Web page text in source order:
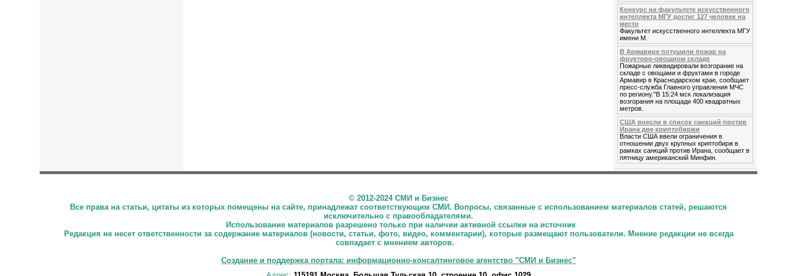
Конкурс на факультете искусственного
интеллекта МГУ достиг 127 человек на
место
Факультет искусственного интеллекта МГУ
имени М.
В Армавире потушили пожар на
фруктово-овощном складе
Пожарные ликвидировали возгорание на
складе с овощами и фруктами в городе
Армавир в Краснодарском крае, сообщает
пресс-служба Главного управления МЧС
по региону."В 15:24 мск локализация
возгорания на площади 400 квадратных
метров.
США внесли в список санкций против
Ирана две криптобиржи
Власти США ввели ограничения в
отношении двух крупных криптобирж в
рамках санкций против Ирана, сообщает в
пятницу американский Минфин.
© 2012-2024 СМИ и Бизнес
Все права на статьи, цитаты из которых помещены на сайте, принадлежат соответствующим СМИ. Вопросы, связанные с использованием материалов статей, решаются
исключительно с правообладателями.
Использование материалов разрешено только при наличии активной ссылки на источник
Редакция не несет ответственности за содержание материалов (новости, статьи, фото, видео, комментарии), которые размещают пользователи. Мнение редакции не всегда
совпадает с мнением авторов.
Создание и поддержка портала: информационно-консалтинговое агентство "СМИ и Бизнес"